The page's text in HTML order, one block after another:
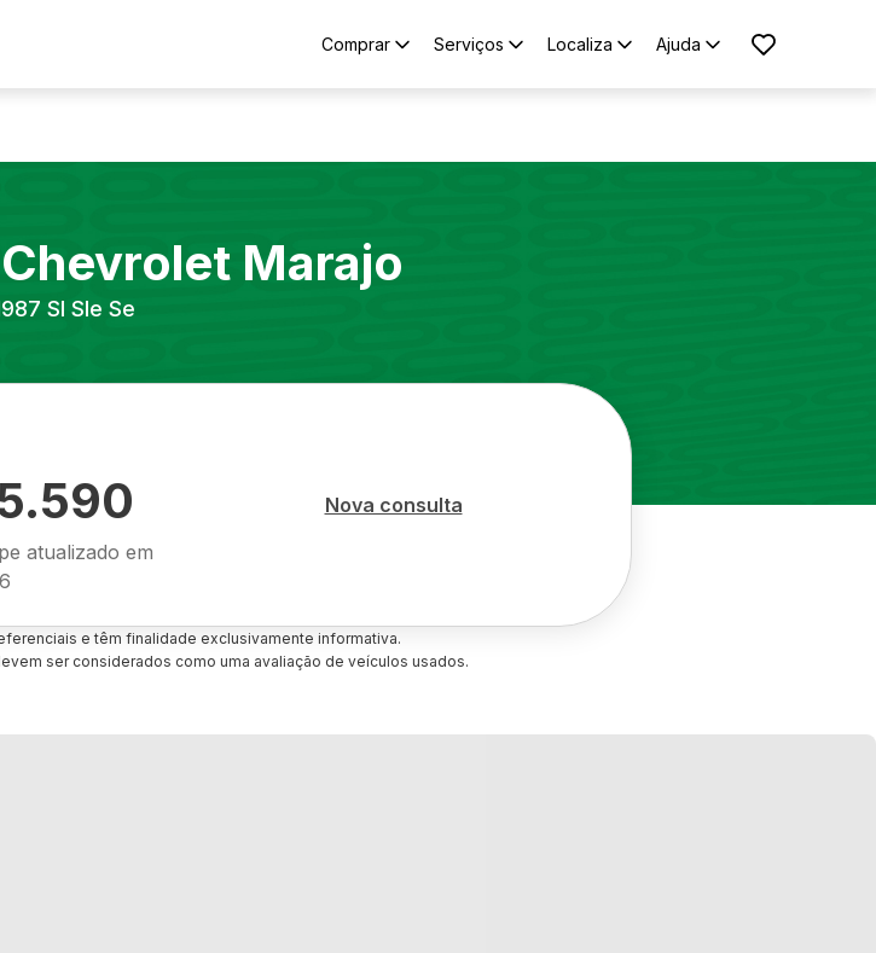
Comprar Serviços Localiza Ajuda
Chevrolet Marajo
Sl Sle Se
atualizado em
Nova consulta
e têm finalidade exclusivamente informativa.
ser considerados como uma avaliação de veículos usados.